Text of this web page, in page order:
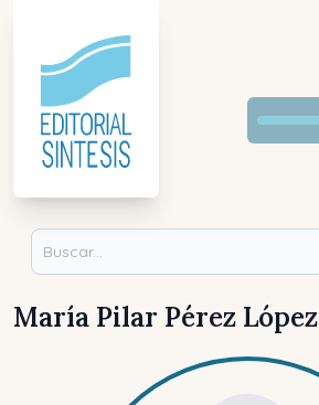
María Pilar Pérez López